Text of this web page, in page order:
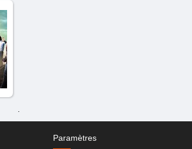
Paramètres